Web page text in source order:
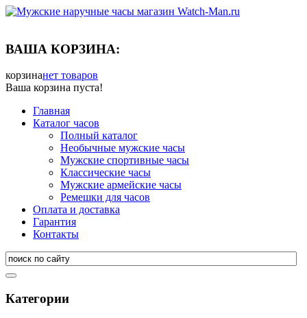
ВАША КОРЗИНА:
корзинанет товаров
Ваша корзина пуста!
Главная
Каталог часов
Полный каталог
Необычные мужские часы
Мужские спортивные часы
Классические часы
Мужские армейские часы
Ремешки для часов
Оплата и доставка
Гарантия
Контакты
Категории